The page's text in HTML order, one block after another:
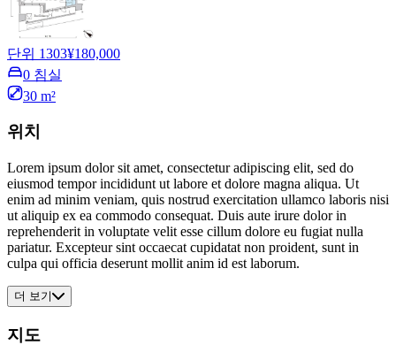
단위 1303¥180,000
0 침실
30 m²
위치
Lorem ipsum dolor sit amet, consectetur adipiscing elit, sed do
eiusmod tempor incididunt ut labore et dolore magna aliqua. Ut
enim ad minim veniam, quis nostrud exercitation ullamco laboris nisi
ut aliquip ex ea commodo consequat. Duis aute irure dolor in
reprehenderit in voluptate velit esse cillum dolore eu fugiat nulla
pariatur. Excepteur sint occaecat cupidatat non proident, sunt in
culpa qui officia deserunt mollit anim id est laborum.
더 보기
지도